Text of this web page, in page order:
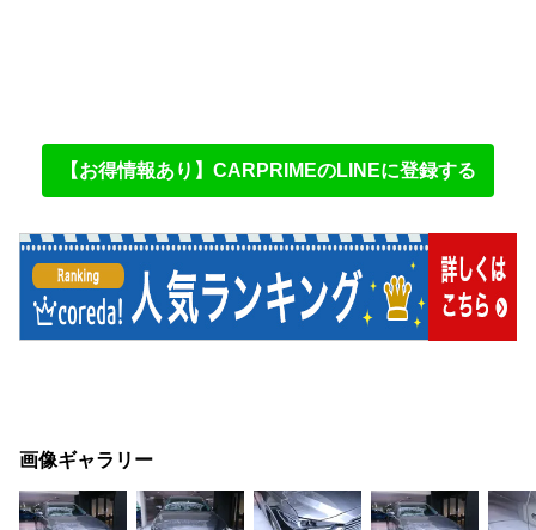
【お得情報あり】CARPRIMEのLINEに登録する
画像ギャラリー